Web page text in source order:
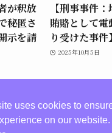
が釈放
秘匿さ
示を請
【刑事事件
賄賂として
り受けた事件】
2025年10月5日
uses cookies to
on our website.